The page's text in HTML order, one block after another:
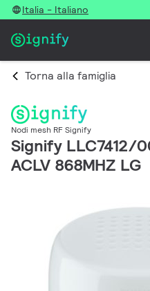
Italia - Italiano
Torna alla famiglia
Nodi mesh RF Signify
Signify LLC7412/
ACLV 868MHZ LG